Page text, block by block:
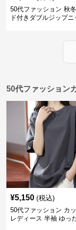
50代ファッション 秋
ド付きダブルジップニ
50代ファッション
¥5,150 (税込)
50代ファッション カ
レディース 半袖 ゆっ